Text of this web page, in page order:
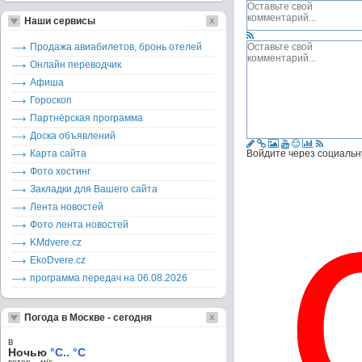
Войдите через
Наши сервисы
Продажа авиабилетов, бронь отелей
Онлайн переводчик
Афиша
Гороскоп
Партнёрская программа
Доска объявлений
Карта сайта
Фото хостинг
Закладки для Вашего сайта
Лента новостей
Фото лента новостей
KMdvere.cz
EkoDvere.cz
программа передач на 06.08.2026
Погода в Москве - сегодня
в
Ночью °C.. °C